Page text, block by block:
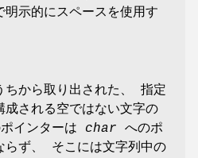
明示的にスペースを使用す
ちから取り出された、 指定
成される空ではない文字の
インターは char へのポ
らず、 そこには文字列中の